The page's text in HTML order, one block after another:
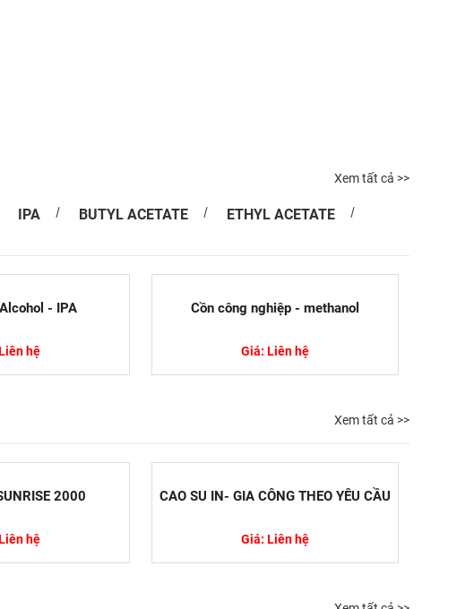
IPA BUTYL ACETATE
ETHYL ACETATE
Xem tất cả >>
- IPA
hệ
Cồn công nghiệp - methanol
Giá: Liên hệ
Xem tất cả >>
2000
hệ
CAO SU IN- GIA CÔNG THEO YÊU CẦU
Giá: Liên hệ